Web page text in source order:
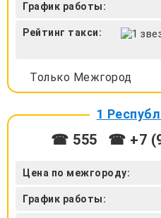
График работы:
Рейтинг такси:
Только Межгород
1
☎ 555 ☎ +7
Цена по межгороду:
График работы: